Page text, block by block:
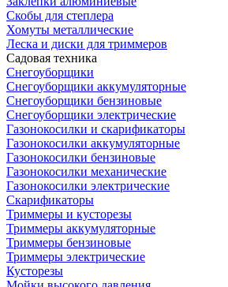
Скобы для степлера
Хомуты металлические
Леска и диски для триммеров
Садовая техника
Снегоуборщики
Снегоуборщики аккумуляторные
Снегоуборщики бензиновые
Снегоуборщики электрические
Газонокосилки и скарификаторы
Газонокосилки аккумуляторные
Газонокосилки бензиновые
Газонокосилки механические
Газонокосилки электрические
Скарификаторы
Триммеры и кусторезы
Триммеры аккумуляторные
Триммеры бензиновые
Триммеры электрические
Кусторезы